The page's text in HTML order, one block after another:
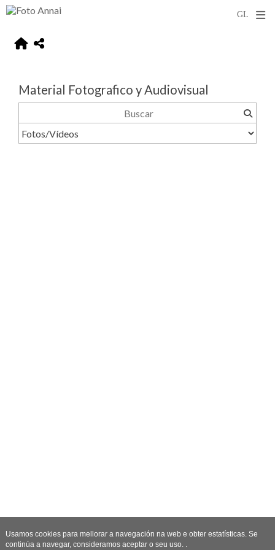
Material Fotografico y Audiovisual
Usamos cookies para mellorar a navegación na web e obter estatísticas. Se
continúa a navegar, consideramos aceptar o seu uso. .